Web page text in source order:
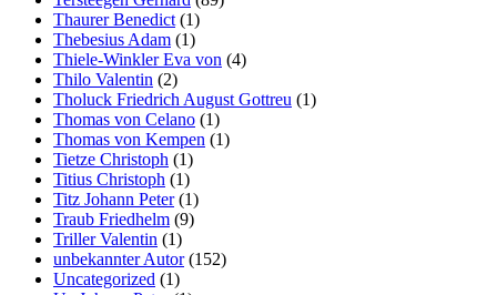
Thaurer Benedict (1)
Thebesius Adam (1)
Thiele-Winkler Eva von (4)
Thilo Valentin (2)
Tholuck Friedrich August Gottreu (1)
Thomas von Celano (1)
Thomas von Kempen (1)
Tietze Christoph (1)
Titius Christoph (1)
Titz Johann Peter(1)
Traub Friedhelm (9)
Triller Valentin (1)
unbekannter Autor(152)
Uncategorized (1)